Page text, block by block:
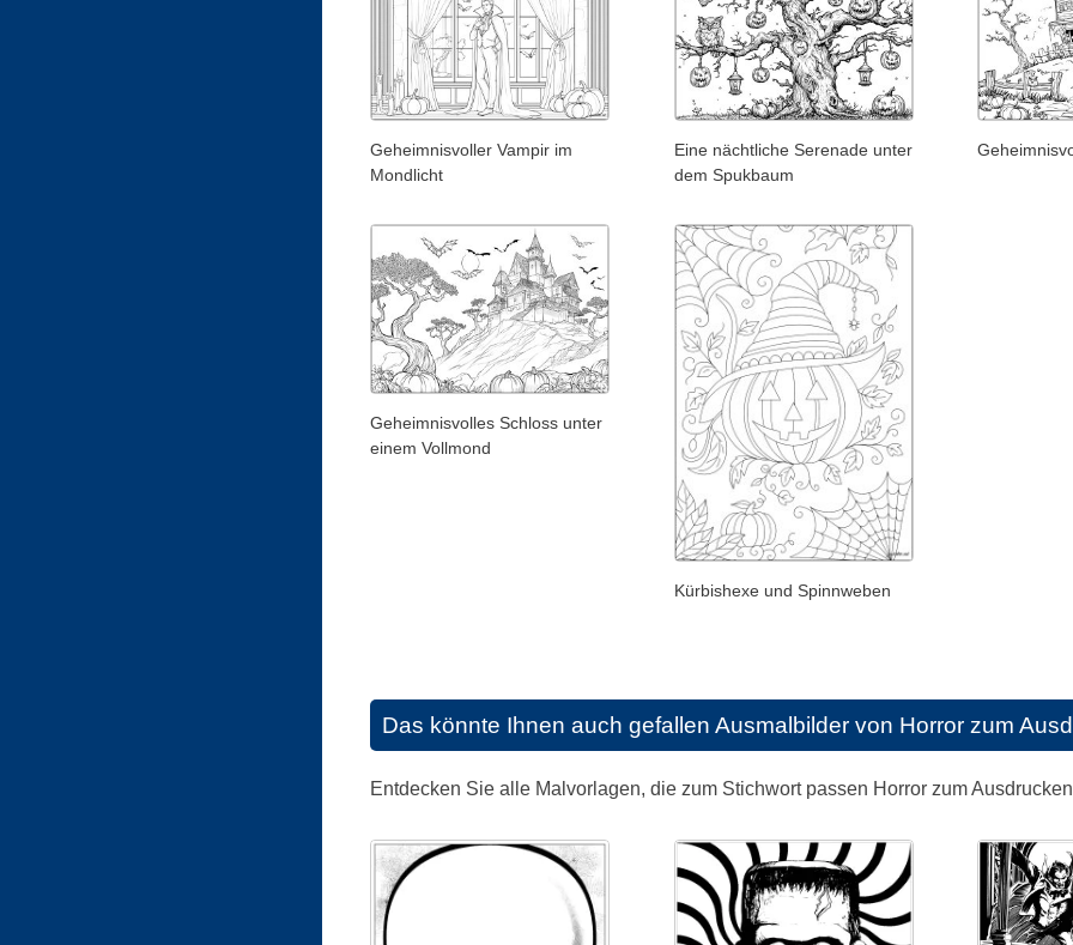
Geheimnisvoller Vampir im
Mondlicht
Eine nächtliche Serenade unter
dem Spukbaum
Geheimnisvolles Schloss unter
einem Vollmond
Kürbishexe und Spinnweben
Das könnte Ihnen auch gefallen Ausmalbilder von Horror zum
Entdecken Sie alle Malvorlagen, die zum Stichwort passen Horror zum